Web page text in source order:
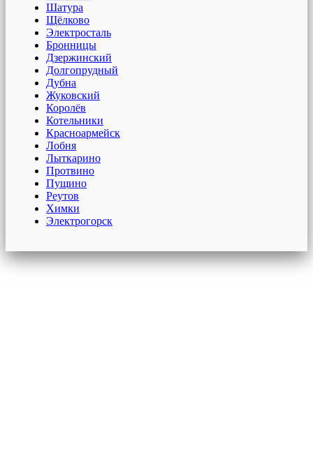
Шатура
Щёлково
Электросталь
Бронницы
Дзержинский
Долгопрудный
Дубна
Жуковский
Королёв
Котельники
Красноармейск
Лобня
Лыткарино
Протвино
Пущино
Реутов
Химки
Электрогорск